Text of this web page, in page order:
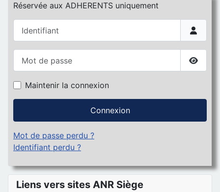
Réservée aux ADHERENTS uniquement
Maintenir la connexion
Connexion
Mot de passe perdu ?
Identifiant perdu ?
Liens vers sites ANR Siège